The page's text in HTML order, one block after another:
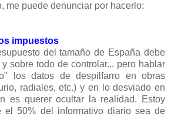
me puede denunciar por hacerlo:
impuestos
del tamaño de España debe
sobre todo de controlar... pero hablar
los datos de despilfarro en obras
radiales, etc.) y en lo desviado en
es querer ocultar la realidad. Estoy
el 50% del informativo diario sea de